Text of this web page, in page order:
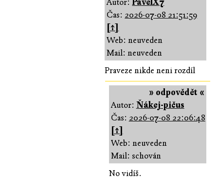
Autor:PavelX7
Čas: 2026-07-08 21:51:59
[↑]
Web: neuveden
Mail: neuveden
Praveze nikde neni rozdíl
» odpovědět «
Autor: Ňákej-pičus
Čas: 2026-07-08 22:06:48
[↑]
Web: neuveden
Mail: schován
No vidíš.